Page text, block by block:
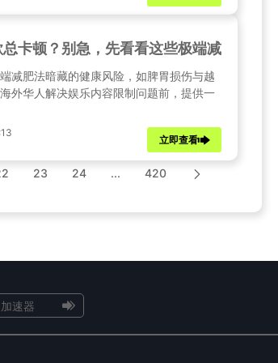
卡顿？别急，先看看这些极端减肥法背后
减肥法暗藏的健康风险，如脾胃损伤与越
外华人解决娱乐内容限制问题前，提供一
立即查看
23 24 ... 420
速器